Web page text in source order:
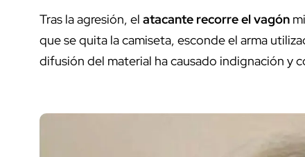
Tras la agresión, el atacante recorre el vagón
que se quita la camiseta, esconde el arma
difusión del material ha causado indignación y